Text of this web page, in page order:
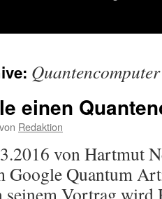
Quantencomputer
einen
von Redaktion
von Hartmut
Google Quantum
Vortrag wird